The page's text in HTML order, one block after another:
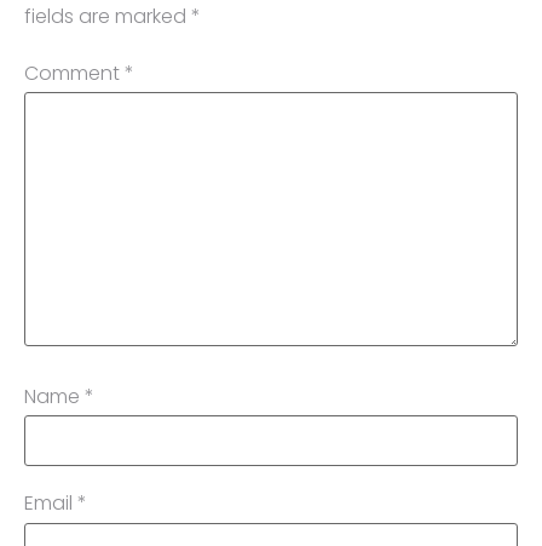
fields are marked *
Comment *
Name *
Email *